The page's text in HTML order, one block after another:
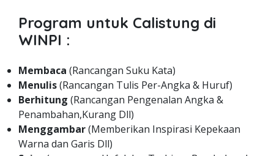
Program untuk Calistung di
WINPI :
Membaca (Rancangan Suku Kata)
Menulis(Rancangan Tulis Per-Angka & Huruf)
Berhitung (Rancangan Pengenalan Angka &
Penambahan,Kurang Dll)
Menggambar(Memberikan Inspirasi Kepekaan
Warna dan Garis Dll)